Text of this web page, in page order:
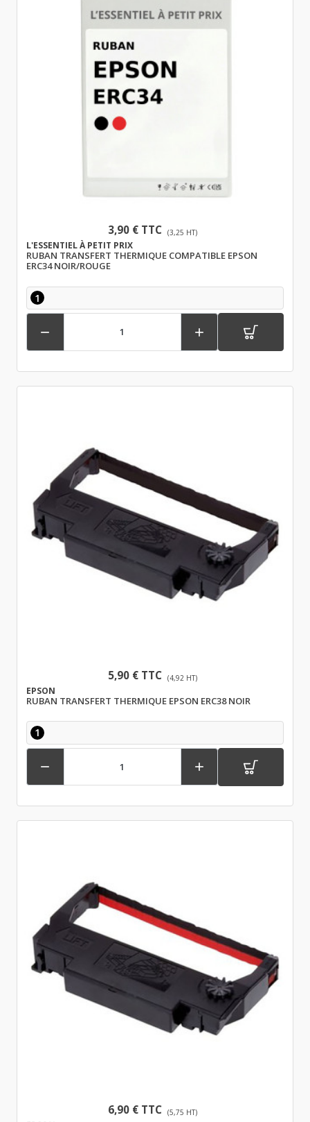
3,90 € TTC (3,25 HT)
L'ESSENTIEL À PETIT PRIX
RUBAN TRANSFERT THERMIQUE COMPATIBLE EPSON
ERC34 NOIR/ROUGE
1
 
5,90 € TTC (4,92 HT)
EPSON
RUBAN TRANSFERT THERMIQUE EPSON ERC38 NOIR
1
 
6,90 € TTC (5,75 HT)